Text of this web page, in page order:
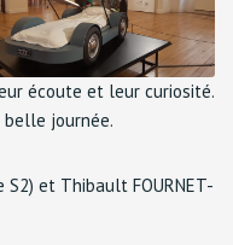
écoute et leur curiosité.
journée.
S2) et Thibault FOURNET-